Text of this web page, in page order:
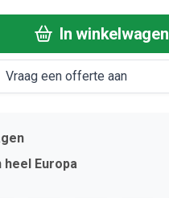
In winkelwagen
Vraag een offerte aan
heel Europa